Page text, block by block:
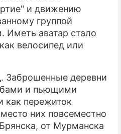
и движению
группой
Иметь аватар стало
велосипед или
Заброшенные деревни
и пьющими
как пережиток
них повсеместно
от Мурманска